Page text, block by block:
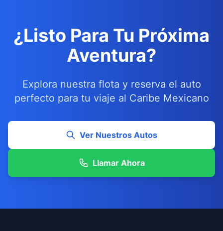
¿Listo Para Tu Próxima
Aventura?
Explora nuestra flota y reserva el auto
perfecto para tu viaje al Caribe Mexicano
Ver Nuestros Autos
Llamar Ahora